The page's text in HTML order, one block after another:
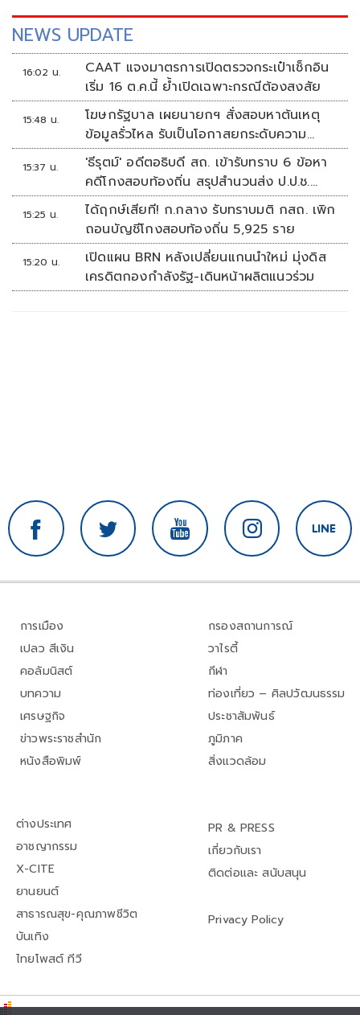
NEWS UPDATE
16:02 น.
CAAT แจงมาตรการเปิดตรวจกระเป๋าเช็กอิน
เริ่ม 16 ต.ค.นี้ ย้ำเปิดเฉพาะกรณีต้องสงสัย
15:48 น.
โฆษกรัฐบาล เผยนายกฯ สั่งสอบหาต้นเหตุ
ข้อมูลรั่วไหล รับเป็นโอกาสยกระดับความ
มั่นคงปลอดภัยข้อมูลภาครัฐทั้งระบบ
15:37 น.
'ธีรุตม์' อดีตอธิบดี สถ. เข้ารับทราบ 6 ข้อหา
คดีโกงสอบท้องถิ่น สรุปสำนวนส่ง ป.ป.ช.
สัปดาห์หน้า
15:25 น.
ได้ฤกษ์เสียที! ก.กลาง รับทราบมติ กสถ. เพิก
ถอนบัญชีโกงสอบท้องถิ่น 5,925 ราย
15:20 น.
เปิดแผน BRN หลังเปลี่ยนแกนนำใหม่ มุ่งดิส
เครดิตกองกำลังรัฐ-เดินหน้าผลิตแนวร่วม
การเมือง
เปลว สีเงิน
คอลัมนิสต์
บทความ
เศรษฐกิจ
ข่าวพระราชสำนัก
หนังสือพิมพ์
กรองสถานการณ์
วาไรตี้
กีฬา
ท่องเที่ยว – ศิลปวัฒนธรรม
ประชาสัมพันธ์
ภูมิภาค
สิ่งแวดล้อม
ต่างประเทศ
อาชญากรรม
X-CITE
ยานยนต์
สาธารณสุข-คุณภาพชีวิต
บันเทิง
ไทยโพสต์ ทีวี
PR & PRESS
เกี่ยวกับเรา
ติดต่อและ สนับสนุน
Privacy Policy